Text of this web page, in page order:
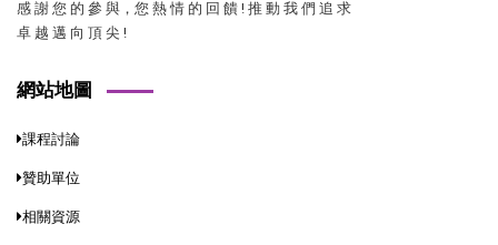
感 謝 您 的 參 與，您 熱 情 的 回 饋 ! 推 動 我 們 追 求
卓 越 邁 向 頂 尖 !
網站地圖
課程討論
贊助單位
相關資源